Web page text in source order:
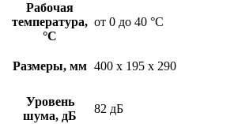
Рабочая
температура,
°С
от 0 до 40 °С
Размеры, мм 400 x 195 x 290
Уровень
шума, дБ
82 дБ